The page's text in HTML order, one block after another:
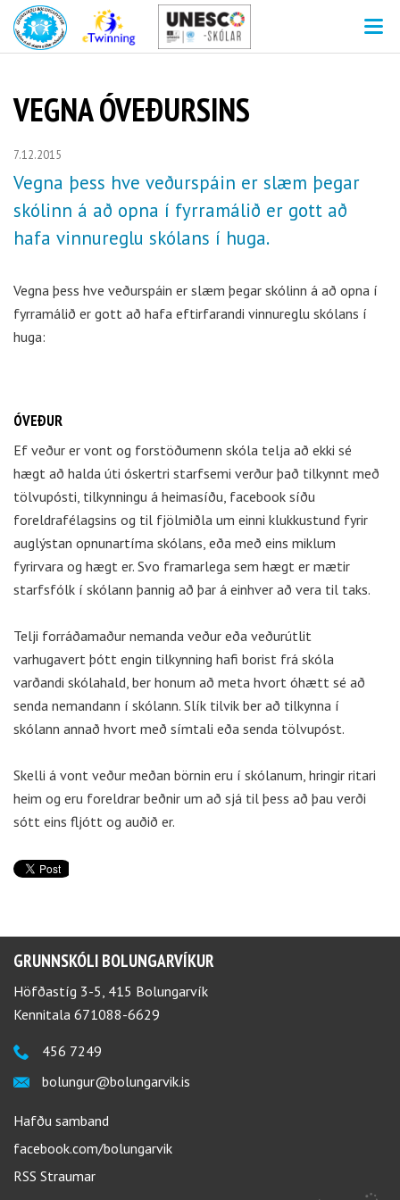
VEGNA ÓVEÐURSINS
7.12.2015
Vegna þess hve veðurspáin er slæm þegar
skólinn á að opna í fyrramálið er gott að
hafa vinnureglu skólans í huga.
Vegna þess hve veðurspáin er slæm þegar skólinn á að opna í
fyrramálið er gott að hafa eftirfarandi vinnureglu skólans í
huga:
ÓVEÐUR
Ef veður er vont og forstöðumenn skóla telja að ekki sé
hægt að halda úti óskertri starfsemi verður það tilkynnt með
tölvupósti, tilkynningu á heimasíðu, facebook síðu
foreldrafélagsins og til fjölmiðla um einni klukkustund fyrir
auglýstan opnunartíma skólans, eða með eins miklum
fyrirvara og hægt er. Svo framarlega sem hægt er mætir
starfsfólk í skólann þannig að þar á einhver að vera til taks.
Telji forráðamaður nemanda veður eða veðurútlit
varhugavert þótt engin tilkynning hafi borist frá skóla
varðandi skólahald, ber honum að meta hvort óhætt sé að
senda nemandann í skólann. Slík tilvik ber að tilkynna í
skólann annað hvort með símtali eða senda tölvupóst.
Skelli á vont veður meðan börnin eru í skólanum, hringir ritari
heim og eru foreldrar beðnir um að sjá til þess að þau verði
sótt eins fljótt og auðið er.
GRUNNSKÓLI BOLUNGARVÍKUR
Höfðastíg 3-5, 415 Bolungarvík
Kennitala 671088-6629
456 7249
bolungur@bolungarvik.is
Hafðu samband
facebook.com/bolungarvik
RSS Straumar